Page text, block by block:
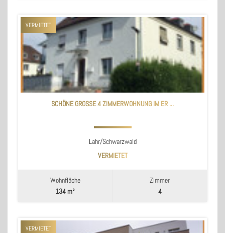
VERMIETET
SCHÖNE GROSSE 4 ZIMMERWOHNUNG IM ER ...
Lahr/Schwarzwald
VERMIETET
Wohnfläche
134 m²
Zimmer
4
VERMIETET